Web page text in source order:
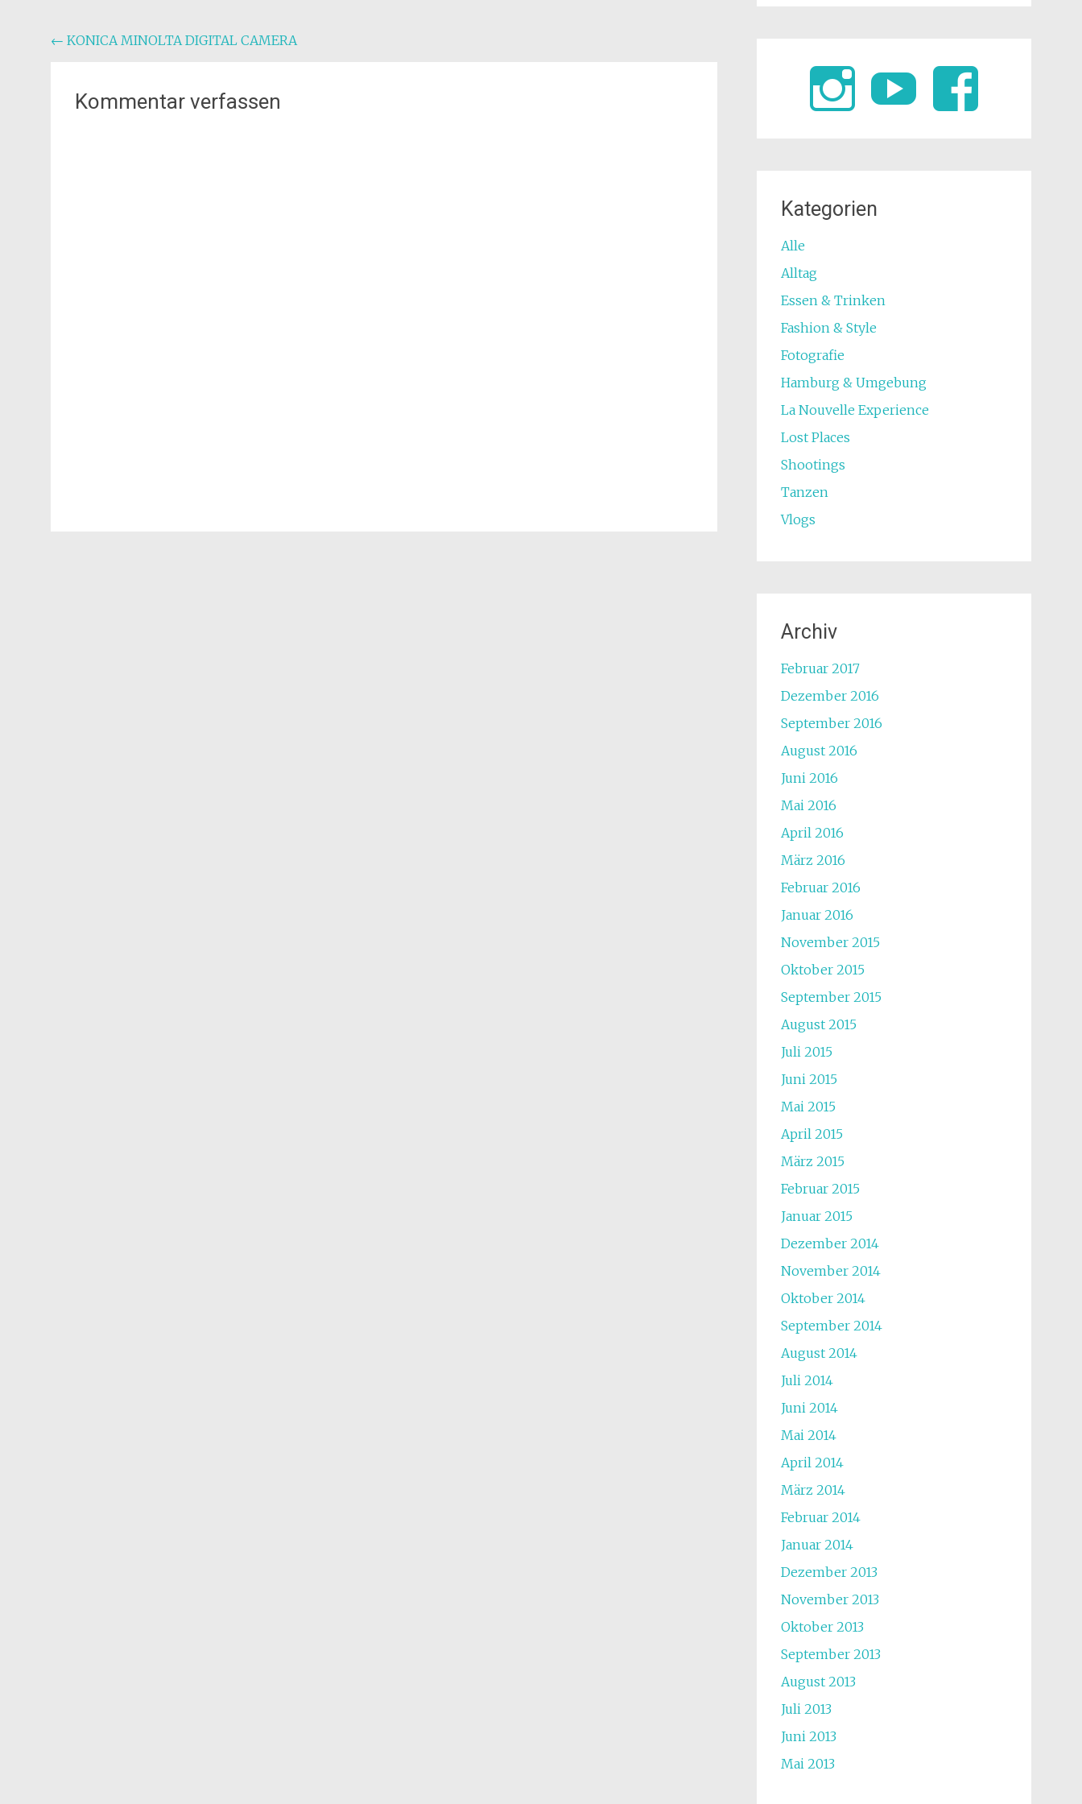
Beitragsnavigation
← KONICA MINOLTA DIGITAL CAMERA
Kommentar verfassen
Kategorien
Alle
Alltag
Essen & Trinken
Fashion & Style
Fotografie
Hamburg & Umgebung
La Nouvelle Experience
Lost Places
Shootings
Tanzen
Vlogs
Archiv
Februar 2017
Dezember 2016
September 2016
August 2016
Juni 2016
Mai 2016
April 2016
März 2016
Februar 2016
Januar 2016
November 2015
Oktober 2015
September 2015
August 2015
Juli 2015
Juni 2015
Mai 2015
April 2015
März 2015
Februar 2015
Januar 2015
Dezember 2014
November 2014
Oktober 2014
September 2014
August 2014
Juli 2014
Juni 2014
Mai 2014
April 2014
März 2014
Februar 2014
Januar 2014
Dezember 2013
November 2013
Oktober 2013
September 2013
August 2013
Juli 2013
Juni 2013
Mai 2013